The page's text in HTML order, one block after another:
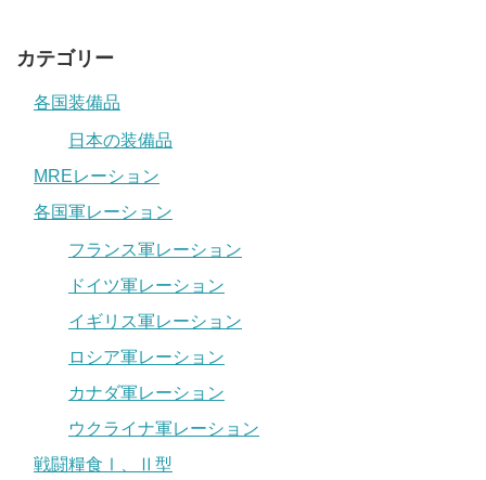
カテゴリー
各国装備品
日本の装備品
MREレーション
各国軍レーション
フランス軍レーション
ドイツ軍レーション
イギリス軍レーション
ロシア軍レーション
カナダ軍レーション
ウクライナ軍レーション
戦闘糧食Ⅰ、Ⅱ型